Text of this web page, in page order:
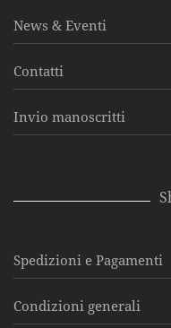
News & Eventi
Contatti
Invio manoscritti
Spedizioni e Pagamenti
Condizioni generali